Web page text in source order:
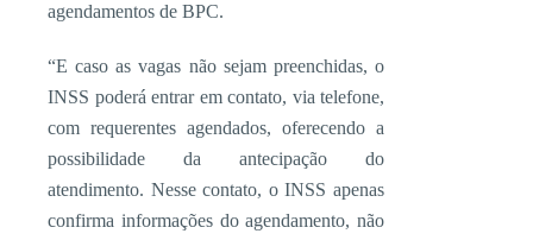
agendamentos de BPC.
“E caso as vagas não sejam preenchidas, o
INSS poderá entrar em contato, via telefone,
com requerentes agendados, oferecendo a
possibilidade da antecipação do
atendimento. Nesse contato, o INSS apenas
confirma informações do agendamento, não